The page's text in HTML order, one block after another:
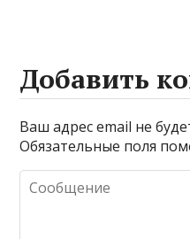
Добавить
Ваш адрес email не
Обязательные поля